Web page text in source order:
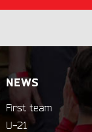
NEWS
First team
U-21